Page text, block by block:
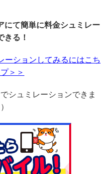
にて簡単に料金シュミレー
きる！
ーションしてみるにはこち
＞＞
シュミレーションできま